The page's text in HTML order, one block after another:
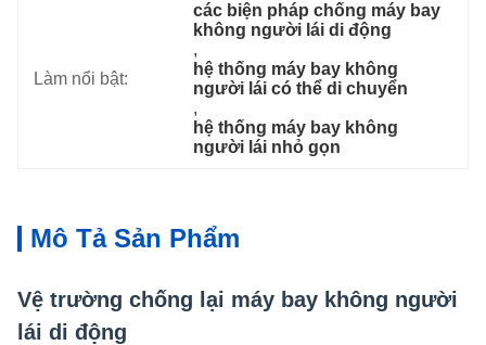
Làm nổi bật:
các biện pháp chống máy bay
không người lái di động
,
hệ thống máy bay không
người lái có thể di chuyển
,
hệ thống máy bay không
người lái nhỏ gọn
Mô Tả Sản Phẩm
Vệ trường chống lại máy bay không người
lái di động